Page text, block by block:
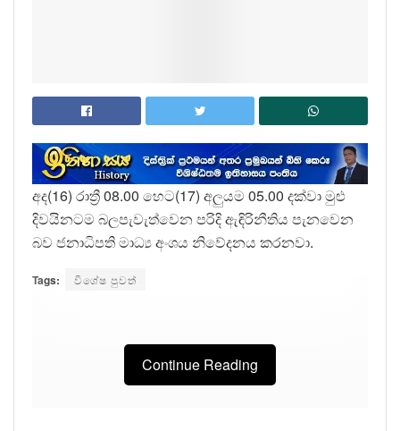
අද(16) රාත්‍රී 08.00 හෙට(17) අලුයම 05.00 දක්වා මුළු
දිවයිනටම බලපැවැත්වෙන පරිදි ඇඳිරිනීතිය පැනවෙන
බව ජනාධිපති මාධ්‍ය අංශය නිවේදනය කරනවා.
Continue Reading
Tags: විශේෂ පුවත්